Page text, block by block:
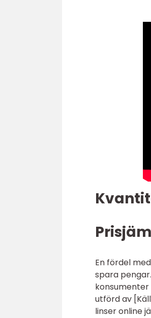
En fördel
spara
utförd av
linser online